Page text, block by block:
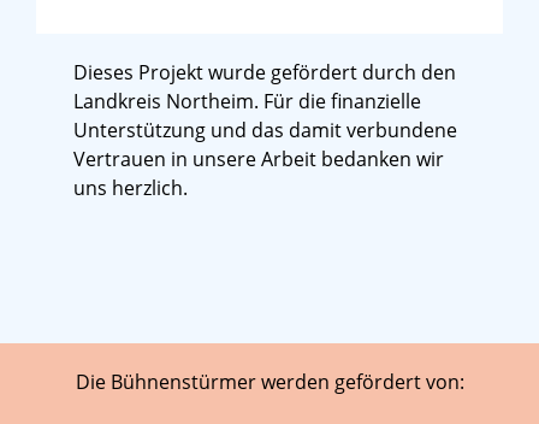
Dieses Projekt wurde gefördert durch den
Landkreis Northeim. Für die finanzielle
Unterstützung und das damit verbundene
Vertrauen in unsere Arbeit bedanken wir
uns herzlich.
Die Bühnenstürmer werden gefördert von: